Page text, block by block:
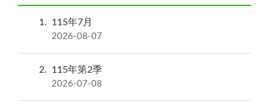
1 115年7月
2026-08-07
2 115年第2季
2026-07-08